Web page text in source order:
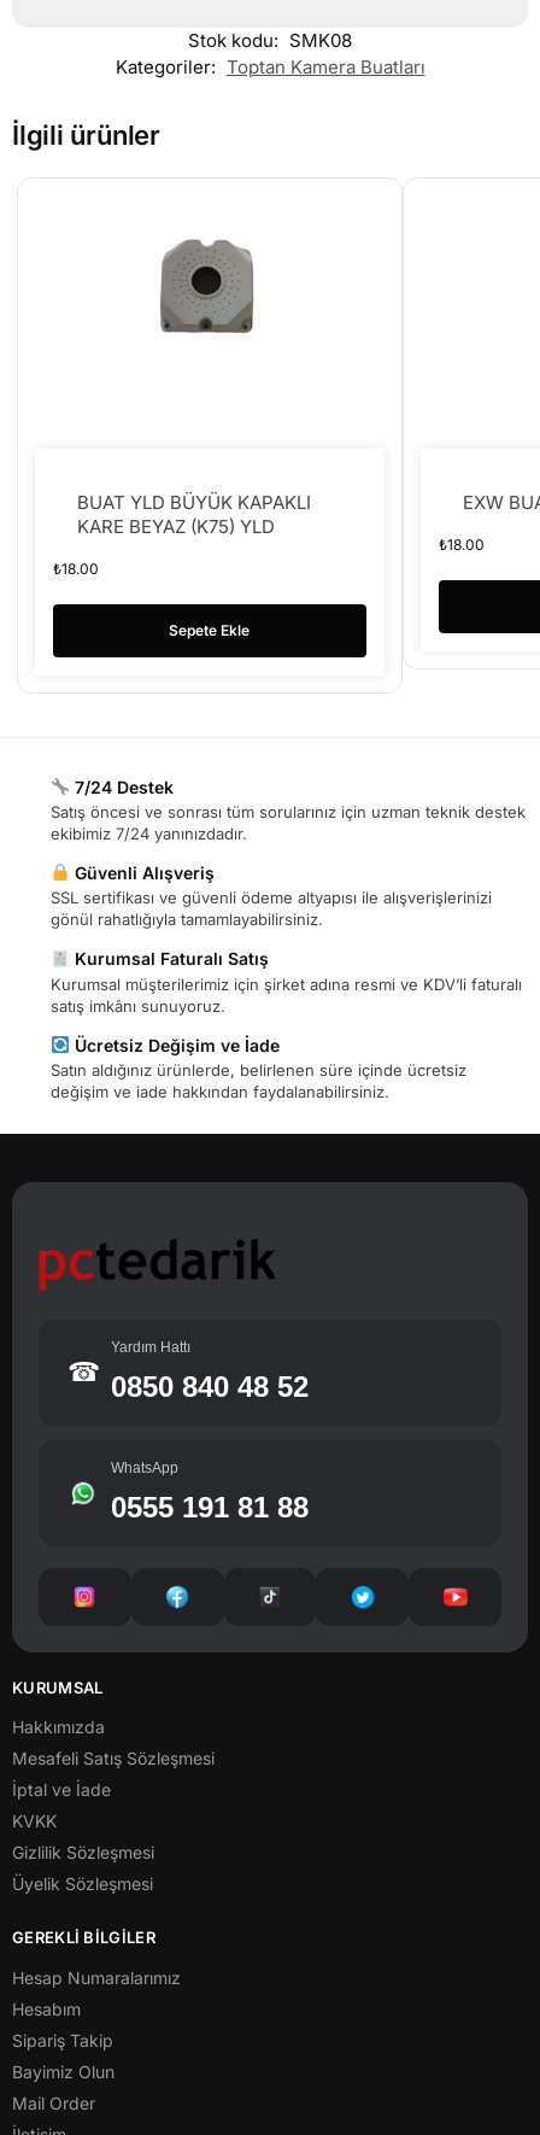
Stok kodu: SMK08
Kategoriler: Toptan Kamera Buatları
İlgili ürünler
BUAT YLD BÜYÜK KAPAKLI
KARE BEYAZ (K75) YLD
₺18.00
Sepete Ekle
EXW
₺18.00
7/24 Destek
Satış öncesi ve sonrası tüm sorularınız için uzman teknik destek
ekibimiz 7/24 yanınızdadır.
Güvenli Alışveriş
SSL sertifikası ve güvenli ödeme altyapısı ile alışverişlerinizi
gönül rahatlığıyla tamamlayabilirsiniz.
Kurumsal Faturalı Satış
Kurumsal müşterilerimiz için şirket adına resmi ve KDV’li faturalı
satış imkânı sunuyoruz.
Ücretsiz Değişim ve İade
Satın aldığınız ürünlerde, belirlenen süre içinde ücretsiz
değişim ve iade hakkından faydalanabilirsiniz.
☎
Yardım Hattı
0850 840 48 52
WhatsApp
0555 191 81 88
KURUMSAL
Hakkımızda
Mesafeli Satış Sözleşmesi
İptal ve İade
KVKK
Gizlilik Sözleşmesi
Üyelik Sözleşmesi
GEREKLİ BİLGİLER
Hesap Numaralarımız
Hesabım
Sipariş Takip
Bayimiz Olun
Mail Order